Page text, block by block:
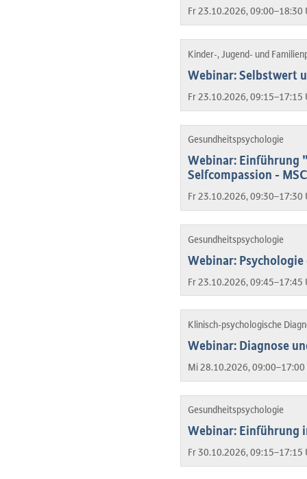
Fr 23.10.2026, 09:00–18:30
Kinder-, Jugend- und
Webinar: Selbstwert
Fr 23.10.2026, 09:15–17:15
Gesundheitspsychologie
Webinar: Einführung
Selfcompassion -
Fr 23.10.2026, 09:30–17:30
Gesundheitspsychologie
Webinar:
Fr 23.10.2026, 09:45–17:45
Klinisch-psychologische
Webinar: Diagnose
Mi 28.10.2026,
Gesundheitspsychologie
Webinar: Einführung
Fr 30.10.2026, 09:15–17:15